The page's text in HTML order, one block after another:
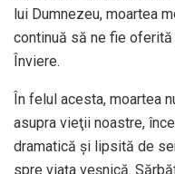
lui Dumnezeu, moartea
continuă să ne fie
Înviere.
În felul acesta, moartea
asupra vieţii noastre,
dramatică și lipsită de
spre viaţa veșnică.